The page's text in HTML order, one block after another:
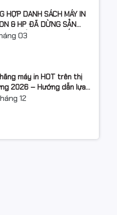
HỢP DANH SÁCH MÁY IN
& HP ĐÃ DỪNG SẢN
LỘ TRÌNH NÂNG CẤP 2026
03
máy in HOT trên thị
2026 – Hướng dẫn lựa
và so sánh chi tiết
12